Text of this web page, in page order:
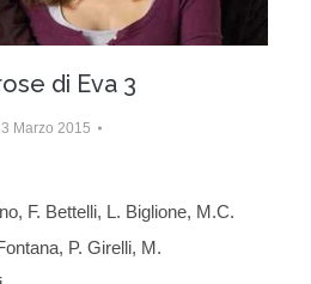
di Eva 3
Marzo 2015
F. Bettelli, L. Biglione, M.C.
P. Girelli, M.